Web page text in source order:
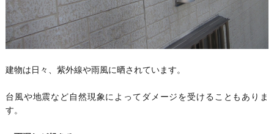
建物は日々、紫外線や雨風に晒されています。
台風や地震など自然現象によってダメージを受けることもありま
す。